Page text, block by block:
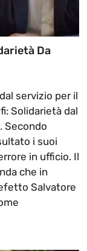
Da
servizio per il
Solidarietà dal
Secondo
i suoi
in ufficio. Il
che in
Salvatore